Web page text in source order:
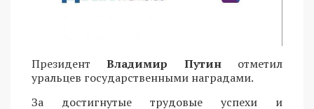
ПрезидентВладимир Путин отметил
уральцев государственными наградами.
За достигнутые трудовые успехи и